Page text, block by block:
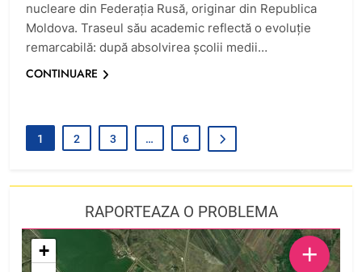
nucleare din Federația Rusă, originar din Republica
Moldova. Traseul său academic reflectă o evoluție
remarcabilă: după absolvirea școlii medii…
CONTINUARE
1 2 3 … 6
RAPORTEAZA O PROBLEMA
+
+